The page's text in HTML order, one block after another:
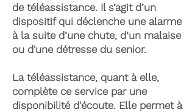
de téléassistance. Il s’agit d’un
dispositif qui déclenche une alarme
à la suite d’une chute, d’un malaise
ou d'une détresse du senior.
La téléassistance, quant à elle,
complète ce service par une
disponibilité d'écoute. Elle permet à